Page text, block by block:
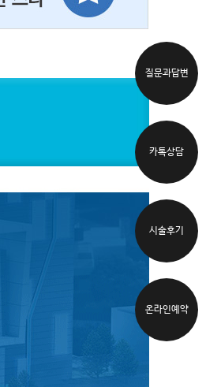
질문과답변
카톡상담
시술후기
온라인예약